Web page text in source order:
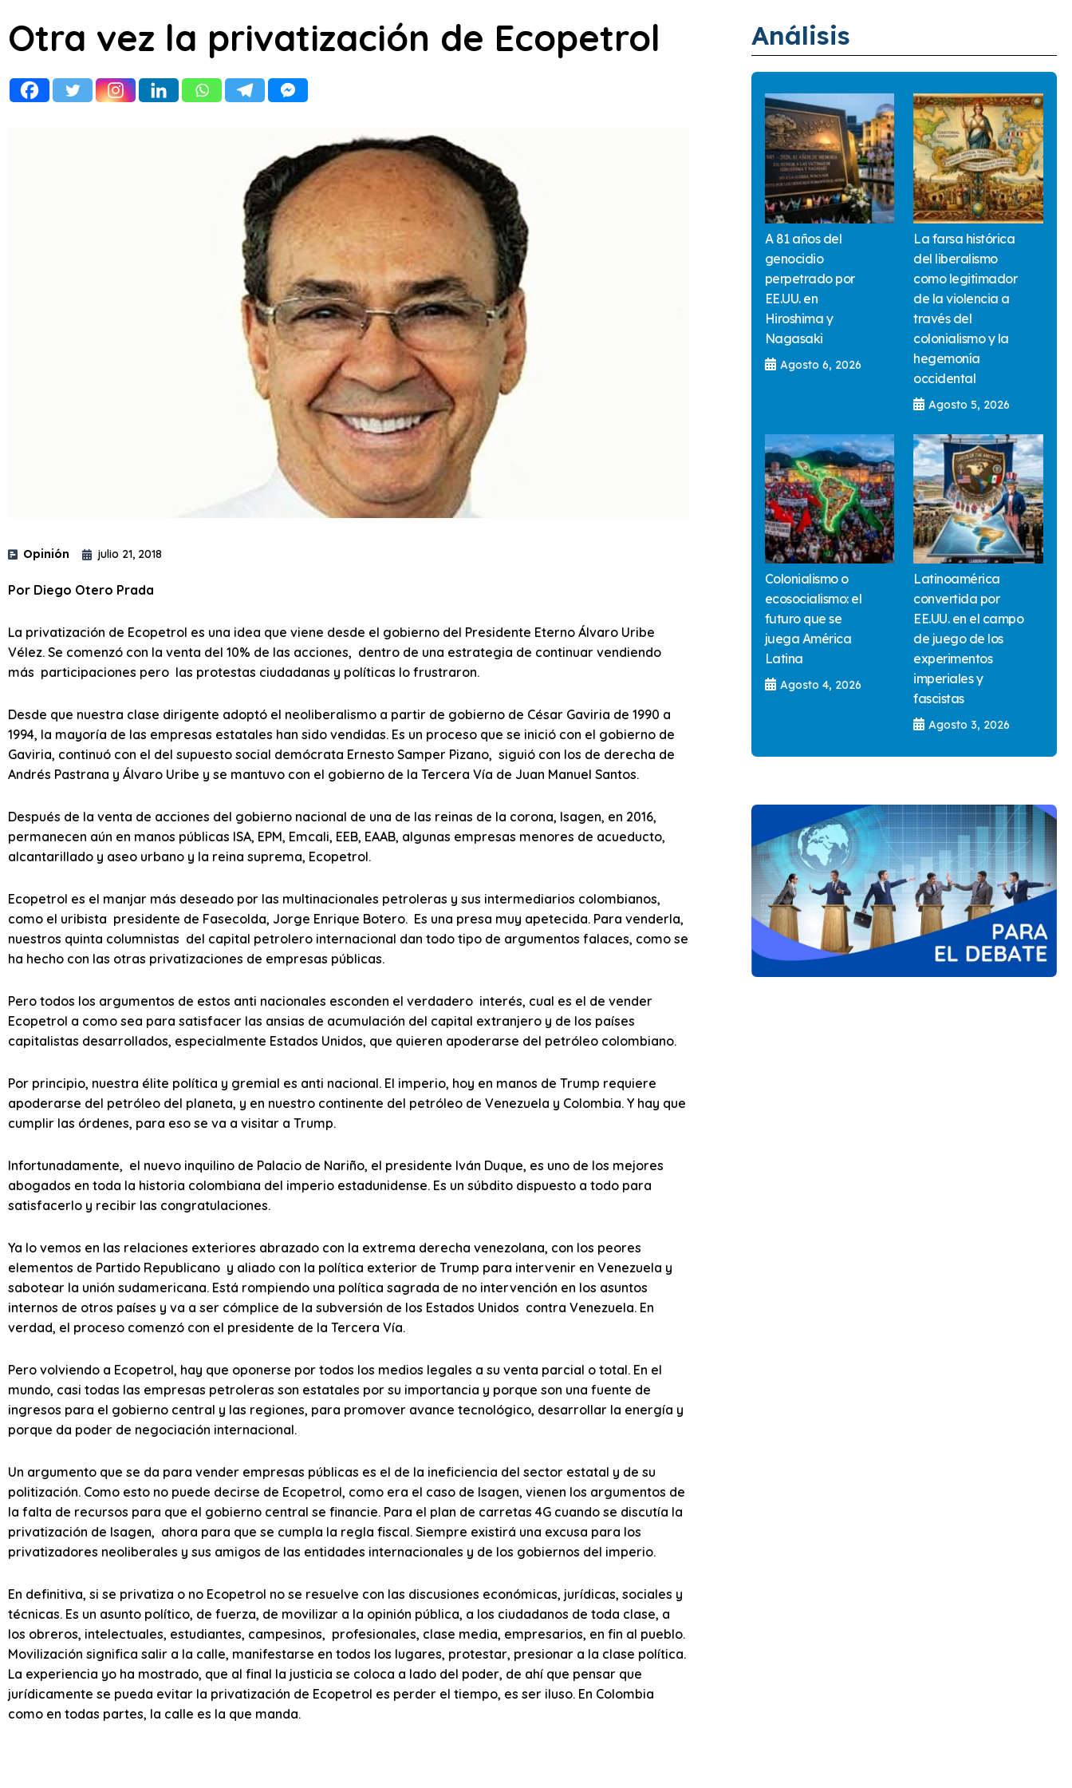
Otra vez la privatización de Ecopetrol
Opinión julio 21, 2018
Por Diego Otero Prada
La privatización de Ecopetrol es una idea que viene desde el gobierno del Presidente Eterno Álvaro Uribe
Vélez. Se comenzó con la venta del 10% de las acciones, dentro de una estrategia de continuar vendiendo
más participaciones pero las protestas ciudadanas y políticas lo frustraron.
Desde que nuestra clase dirigente adoptó el neoliberalismo a partir de gobierno de César Gaviria de 1990 a
1994, la mayoría de las empresas estatales han sido vendidas. Es un proceso que se inició con el gobierno de
Gaviria, continuó con el del supuesto social demócrata Ernesto Samper Pizano, siguió con los de derecha de
Andrés Pastrana y Álvaro Uribe y se mantuvo con el gobierno de la Tercera Vía de Juan Manuel Santos.
Después de la venta de acciones del gobierno nacional de una de las reinas de la corona, Isagen, en 2016,
permanecen aún en manos públicas ISA, EPM, Emcali, EEB, EAAB, algunas empresas menores de acueducto,
alcantarillado y aseo urbano y la reina suprema, Ecopetrol.
Ecopetrol es el manjar más deseado por las multinacionales petroleras y sus intermediarios colombianos,
como el uribista presidente de Fasecolda, Jorge Enrique Botero. Es una presa muy apetecida. Para venderla,
nuestros quinta columnistas del capital petrolero internacional dan todo tipo de argumentos falaces, como se
ha hecho con las otras privatizaciones de empresas públicas.
Pero todos los argumentos de estos anti nacionales esconden el verdadero interés, cual es el de vender
Ecopetrol a como sea para satisfacer las ansias de acumulación del capital extranjero y de los países
capitalistas desarrollados, especialmente Estados Unidos, que quieren apoderarse del petróleo colombiano.
Por principio, nuestra élite política y gremial es anti nacional. El imperio, hoy en manos de Trump requiere
apoderarse del petróleo del planeta, y en nuestro continente del petróleo de Venezuela y Colombia. Y hay que
cumplir las órdenes, para eso se va a visitar a Trump.
Infortunadamente, el nuevo inquilino de Palacio de Nariño, el presidente Iván Duque, es uno de los mejores
abogados en toda la historia colombiana del imperio estadunidense. Es un súbdito dispuesto a todo para
satisfacerlo y recibir las congratulaciones.
Ya lo vemos en las relaciones exteriores abrazado con la extrema derecha venezolana, con los peores
elementos de Partido Republicano y aliado con la política exterior de Trump para intervenir en Venezuela y
sabotear la unión sudamericana. Está rompiendo una política sagrada de no intervención en los asuntos
internos de otros países y va a ser cómplice de la subversión de los Estados Unidos contra Venezuela. En
verdad, el proceso comenzó con el presidente de la Tercera Vía.
Pero volviendo a Ecopetrol, hay que oponerse por todos los medios legales a su venta parcial o total. En el
mundo, casi todas las empresas petroleras son estatales por su importancia y porque son una fuente de
ingresos para el gobierno central y las regiones, para promover avance tecnológico, desarrollar la energía y
porque da poder de negociación internacional.
Un argumento que se da para vender empresas públicas es el de la ineficiencia del sector estatal y de su
politización. Como esto no puede decirse de Ecopetrol, como era el caso de Isagen, vienen los argumentos de
la falta de recursos para que el gobierno central se financie. Para el plan de carretas 4G cuando se discutía la
privatización de Isagen, ahora para que se cumpla la regla fiscal. Siempre existirá una excusa para los
privatizadores neoliberales y sus amigos de las entidades internacionales y de los gobiernos del imperio.
En definitiva, si se privatiza o no Ecopetrol no se resuelve con las discusiones económicas, jurídicas, sociales y
técnicas. Es un asunto político, de fuerza, de movilizar a la opinión pública, a los ciudadanos de toda clase, a
los obreros, intelectuales, estudiantes, campesinos, profesionales, clase media, empresarios, en fin al pueblo.
Movilización significa salir a la calle, manifestarse en todos los lugares, protestar, presionar a la clase política.
La experiencia yo ha mostrado, que al final la justicia se coloca a lado del poder, de ahí que pensar que
jurídicamente se pueda evitar la privatización de Ecopetrol es perder el tiempo, es ser iluso. En Colombia
como en todas partes, la calle es la que manda.
Análisis
A 81 años del
genocidio
perpetrado por
EE.UU. en
Hiroshima y
Nagasaki
Agosto 6, 2026
La farsa histórica
del liberalismo
como legitimador
de la violencia a
través del
colonialismo y la
hegemonía
occidental
Agosto 5, 2026
Colonialismo o
ecosocialismo: el
futuro que se
juega América
Latina
Agosto 4, 2026
Latinoamérica
convertida por
EE.UU. en el campo
de juego de los
experimentos
imperiales y
fascistas
Agosto 3, 2026